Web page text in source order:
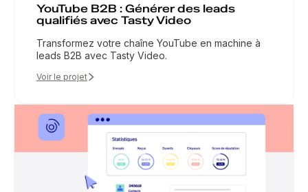
YouTube B2B : Générer des leads
qualifiés avec Tasty Video
Transformez votre chaîne YouTube en machine à
leads B2B avec Tasty Video.
Voir le projet